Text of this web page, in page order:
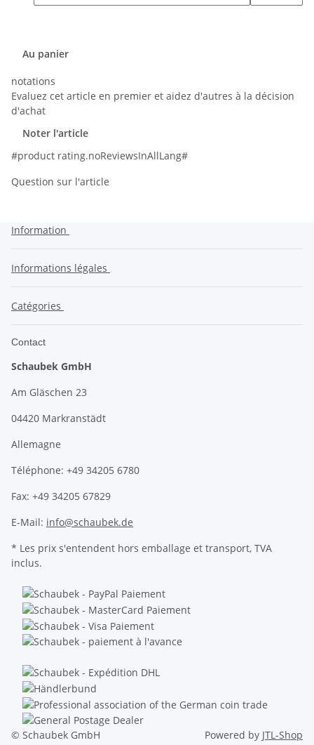
Au panier
notations
Evaluez cet article en premier et aidez d'autres à la décision
d'achat
Noter l'article
#product rating.noReviewsInAllLang#
Question sur l'article
Information
Informations légales
Catégories
Contact
Schaubek GmbH
Am Gläschen 23
04420 Markranstädt
Allemagne
Téléphone: +49 34205 6780
Fax: +49 34205 67829
E-Mail: info@schaubek.de
* Les prix s'entendent hors emballage et transport, TVA
inclus.
© Schaubek GmbH Powered by JTL-Shop